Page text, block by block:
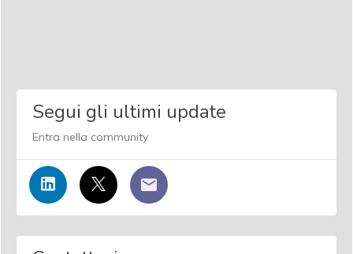
Segui gli ultimi update
Entra nella community